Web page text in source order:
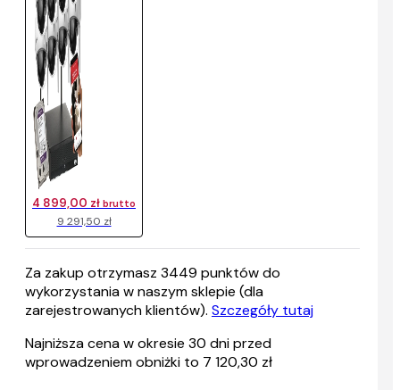
9 291,50 zł
4 899,00 zł brutto
Za zakup otrzymasz 3449 punktów do
wykorzystania w naszym sklepie (dla
zarejestrowanych klientów). Szczegóły tutaj
Najniższa cena w okresie 30 dni przed
wprowadzeniem obniżki to 7 120,30 zł